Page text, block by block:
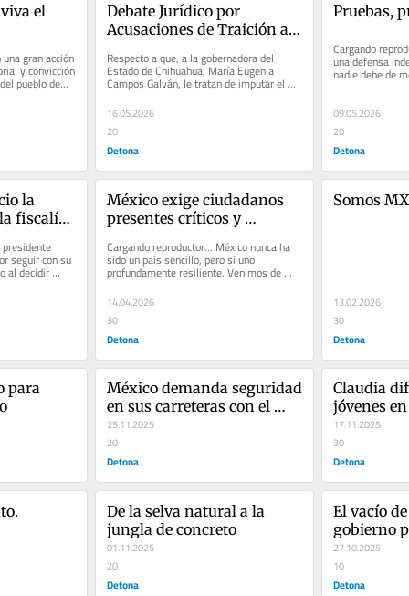
el
gran acción
y convicción
pueblo de...
Debate Jurídico por
Acusaciones de Traición a
Caso Sheinbaum
Respecto a que, a la gobernadora del
Estado de Chihuahua, María Eugenia
Campos Galván, le tratan de imputar el
delito de “traición a la...
16.05.2026
20
Detona
Pruebas,
Cargando
una defensa
nadie debe de
09.05.2026
20
Detona
la
fiscalía
seguir con su
al decidir
México exige ciudadanos
presentes críticos y
Cargando reproductor... México nunca ha
sido un país sencillo, pero sí uno
profundamente resiliente. Venimos de
décadas en las...
14.04.2026
30
Detona
Somos
13.02.2026
30
Detona
para
México demanda seguridad
en sus carreteras con el
respaldo ciudadano
25.11.2025
20
Detona
Claudia
jóvenes
17.11.2025
30
Detona
De la selva natural a la
jungla de concreto
01.11.2025
20
Detona
El vacío
gobierno
ambicion
despertar
27.10.2025
10
Detona